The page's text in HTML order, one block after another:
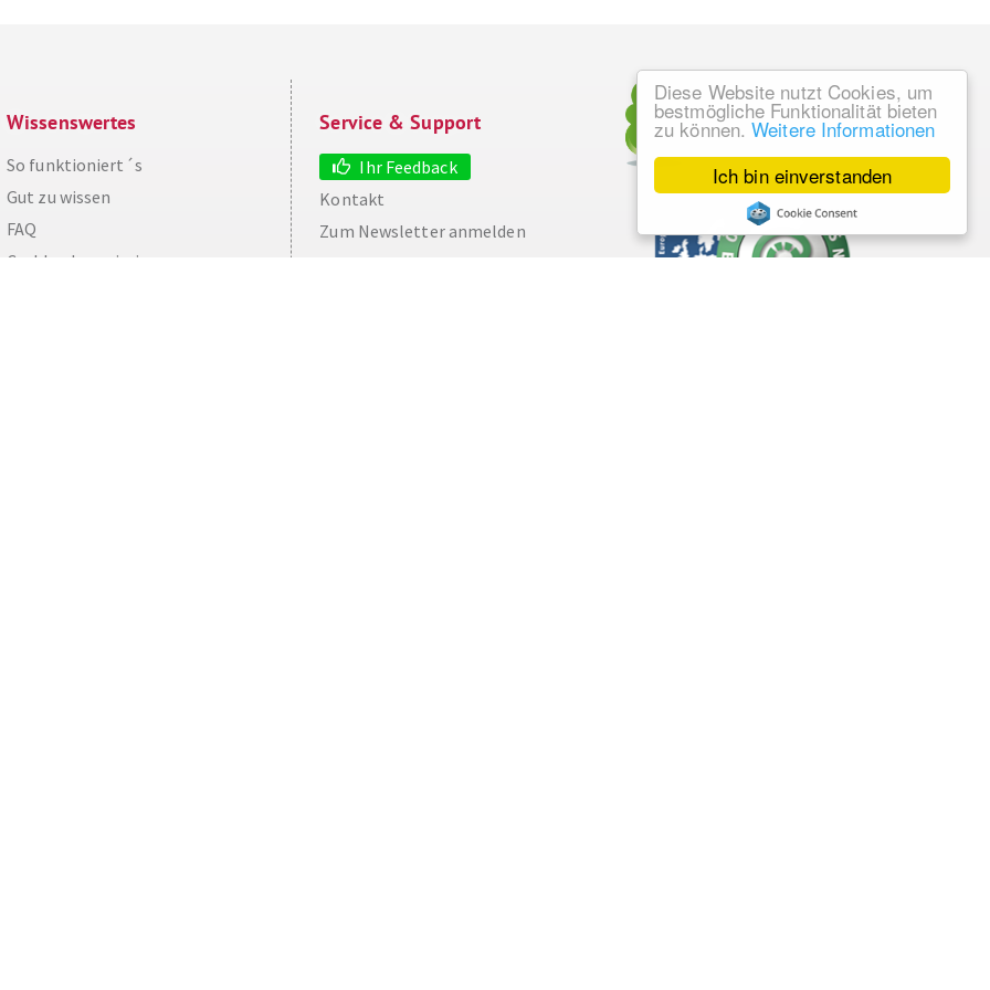
Ich bin einverstanden
Diese Website nutzt Cookies, um
bestmögliche Funktionalität bieten
zu können.Weitere Informationen
Wissenswertes
So funktioniert´s
Gut zu wissen
FAQ
Cashback maximieren
Service & Support
Ihr Feedback
Kontakt
Zum Newsletter anmelden